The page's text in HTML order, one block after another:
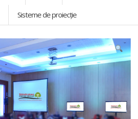
Sisteme de proiecție